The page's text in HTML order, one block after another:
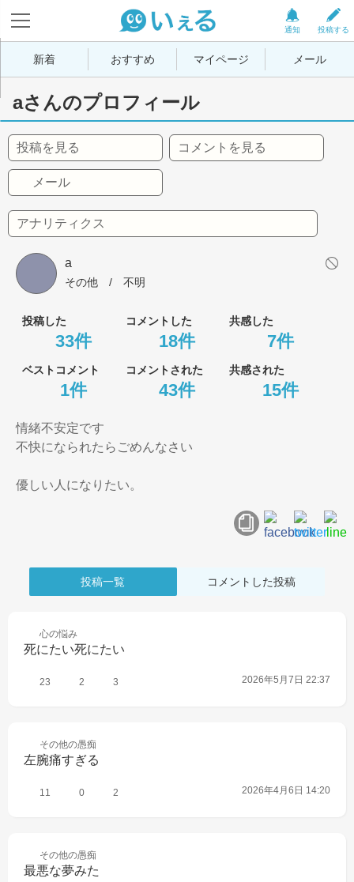
投稿する
通知
新着 おすすめ マイページ メール
aさんのプロフィール
投稿を見る コメントを見る
メール
アナリティクス
a
その他 / 不明
投稿した コメントした 共感した
33件 18件 7件
ベストコメント コメントされた 共感された
1件 43件 15件
情緒不安定です
不快になられたらごめんなさい
優しい人になりたい。
投稿一覧 コメントした投稿
心の悩み
死にたい死にたい
23 2 3 2026年5月7日 22:37
その他の愚痴
左腕痛すぎる
11 0 2 2026年4月6日 14:20
その他の愚痴
最悪な夢みた